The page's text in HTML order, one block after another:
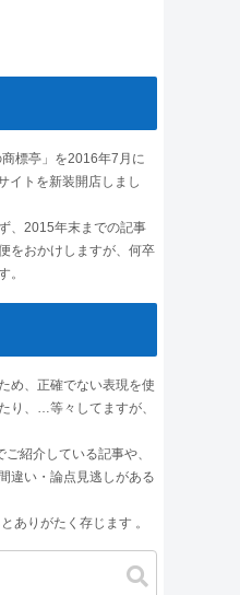
標亭」を2016年7月に
イトを新装開店しまし
、2015年末までの記事
をおかけしますが、何卒
。
め、正確でない表現を使
り、…等々してますが、
紹介している記事や、
違い・論点見逃しがある
ありがたく存じます 。